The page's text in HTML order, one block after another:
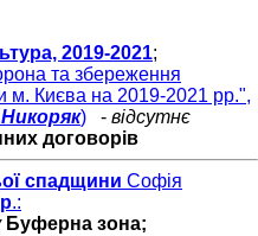
2019-2021;
та збереження
м. Києва на 2019-2021 рр.",
) - відсутнє
договорів
спадщини Софія
.:
Буферна зона;